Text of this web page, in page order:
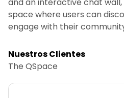
space where users can
engage with their
Nuestros Clientes
The QSpace